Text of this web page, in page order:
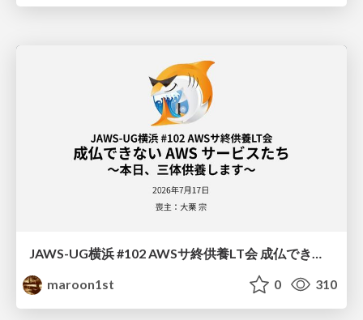
JAWS-UG横浜 #102 AWSサ終供養LT会 成仏できない AWS サービスたち 〜本日、三体供養します〜
maroon1st
0 310